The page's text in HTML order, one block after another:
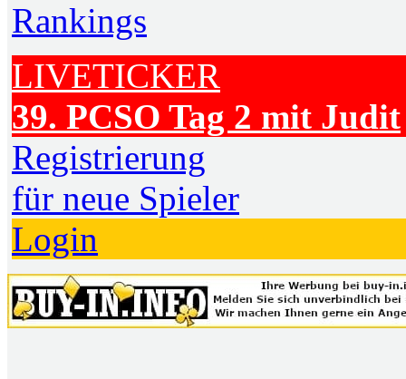
Rankings
LIVETICKER
39. PCSO Tag 2 mit Judit
Registrierung
für neue Spieler
Login